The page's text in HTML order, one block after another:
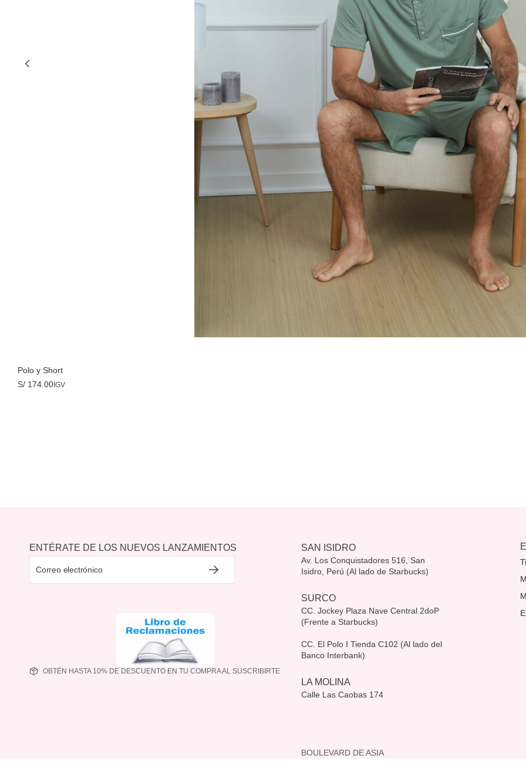
Polo y Short
S/ 174.00IGV
ENTÉRATE DE LOS NUEVOS LANZAMIENTOS
OBTÉN HASTA 10% DE DESCUENTO EN TU COMPRA AL SUSCRIBIRTE
SAN ISIDRO
Av. Los Conquistadores 516, San
Isidro, Perú (Al lado de Starbucks)
SURCO
CC. Jockey Plaza Nave Central 2doP
(Frente a Starbucks)
CC. El Polo I Tienda C102 (Al lado del
Banco Interbank)
LA MOLINA
Calle Las Caobas 174
BOULEVARD DE ASIA